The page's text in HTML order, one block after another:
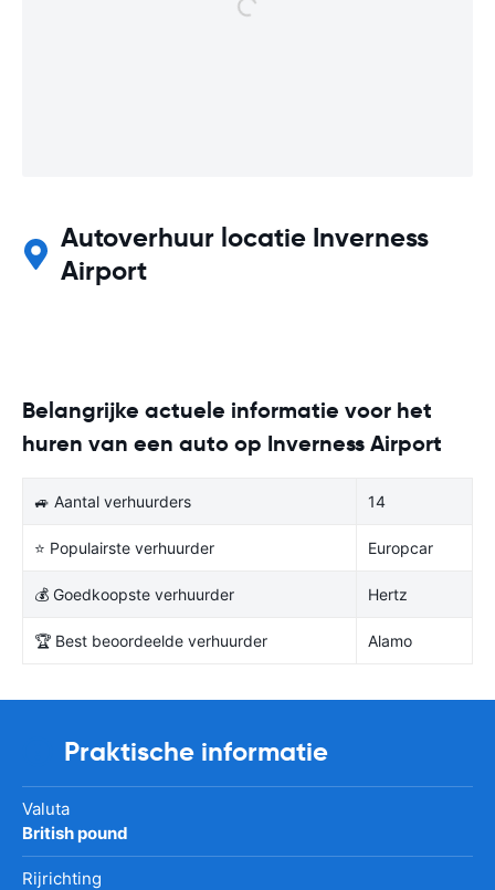
Autoverhuur locatie Inverness
Airport
Belangrijke actuele informatie voor het
huren van een auto op Inverness Airport
🚙 Aantal verhuurders 14
⭐ Populairste verhuurder Europcar
💰 Goedkoopste verhuurder Hertz
🏆 Best beoordeelde verhuurder Alamo
Praktische informatie
Valuta
British pound
Rijrichting